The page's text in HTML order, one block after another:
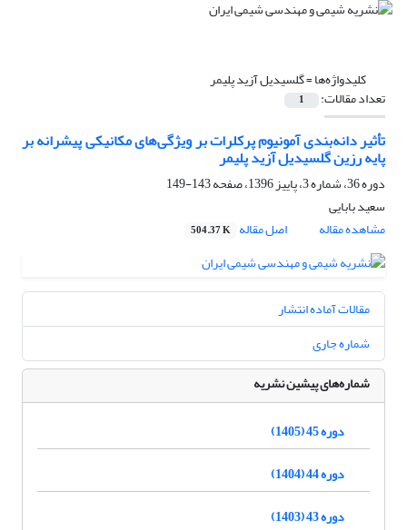
کلیدواژه‌ها =گلسیدیل آزید پلیمر
تعداد مقالات: 1
تأثیر دانه‌بندی آمونیوم پرکلرات بر ویژگی‌های مکانیکی پیشرانه‌ بر
پایه رزین گلسیدیل آزید پلیمر
دوره 36، شماره 3، پاییز 1396، صفحه
143-149
سعید بابایی
مشاهده مقاله
اصل مقاله 504.37 K
مقالات آماده انتشار
شماره جاری
شماره‌های پیشین نشریه
دوره 45 (1405)
دوره 44 (1404)
دوره 43 (1403)